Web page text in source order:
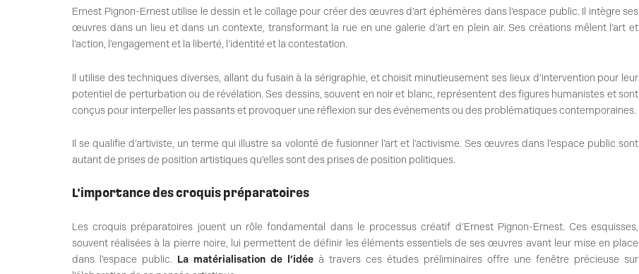
Ernest Pignon-Ernest utilise le dessin et le collage pour créer des œuvres d’art éphémères dans l’espace public. Il intègre ses
œuvres dans un lieu et dans un contexte, transformant la rue en une galerie d’art en plein air. Ses créations mêlent l’art et
l’action, l’engagement et la liberté, l’identité et la contestation.
Il utilise des techniques diverses, allant du fusain à la sérigraphie, et choisit minutieusement ses lieux d’intervention pour leur
potentiel de perturbation ou de révélation. Ses dessins, souvent en noir et blanc, représentent des figures humanistes et sont
conçus pour interpeller les passants et provoquer une réflexion sur des événements ou des problématiques contemporaines.
Il se qualifie d’artiviste, un terme qui illustre sa volonté de fusionner l’art et l’activisme. Ses œuvres dans l’espace public sont
autant de prises de position artistiques qu’elles sont des prises de position politiques.
L’importance des croquis préparatoires
Les croquis préparatoires jouent un rôle fondamental dans le processus créatif d’Ernest Pignon-Ernest. Ces esquisses,
souvent réalisées à la pierre noire, lui permettent de définir les éléments essentiels de ses œuvres avant leur mise en place
dans l’espace public. La matérialisation de l’idée à travers ces études préliminaires offre une fenêtre précieuse sur